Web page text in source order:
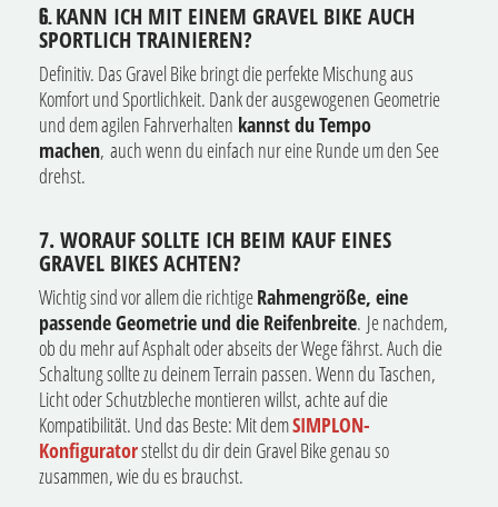
6. KANN ICH MIT EINEM GRAVEL BIKE AUCH
SPORTLICH TRAINIEREN?
Definitiv. Das Gravel Bike bringt die perfekte Mischung aus
Komfort und Sportlichkeit. Dank der ausgewogenen Geometrie
und dem agilen Fahrverhalten kannst du Tempo
machen, auch wenn du einfach nur eine Runde um den See
drehst.
7. WORAUF SOLLTE ICH BEIM KAUF EINES
GRAVEL BIKES ACHTEN?
Wichtig sind vor allem die richtigeRahmengröße, eine
passende Geometrie und die Reifenbreite. Je nachdem,
ob du mehr auf Asphalt oder abseits der Wege fährst. Auch die
Schaltung sollte zu deinem Terrain passen. Wenn du Taschen,
Licht oder Schutzbleche montieren willst, achte auf die
Kompatibilität. Und das Beste: Mit demSIMPLON-
Konfiguratorstellst du dir dein Gravel Bike genau so
zusammen, wie du es brauchst.